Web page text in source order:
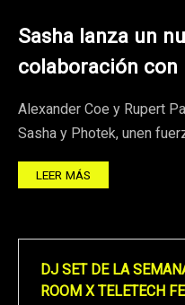
Sasha lanza un
colaboración con
Alexander Coe y Rupert
Sasha y Photek, unen
LEER MÁS
DJ SET DE LA
ROOM X TELETECH